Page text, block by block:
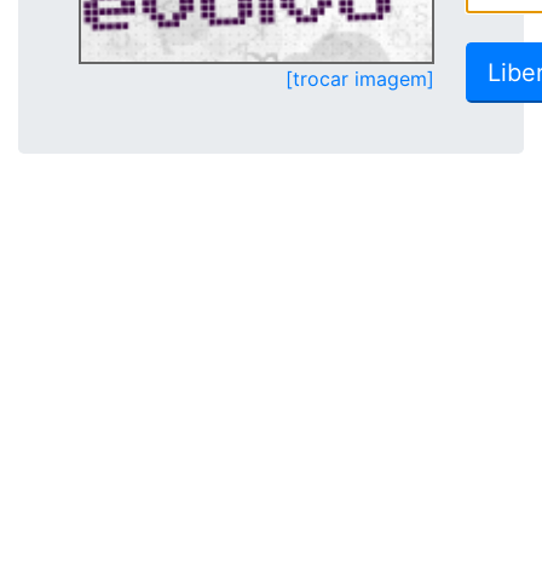
[trocar imagem]